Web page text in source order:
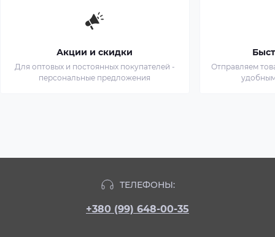
Акции и скидки
Для оптовых и постоянных покупателей -
персональные предложения
Отправляем
ТЕЛЕФОНЫ:
+380 (99) 648-00-35